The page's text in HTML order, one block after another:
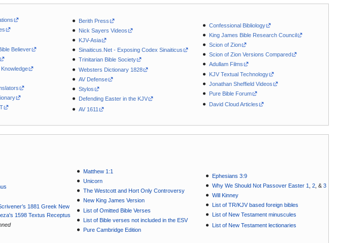
Believer
Berith Press
Nick Sayers Videos
KJV-Asia
Sinaiticus.Net - Exposing Codex Sinaiticus
Trinitarian Bible Society
Websters Dictionary 1828
AV Defense
Stylos
Defending Easter in the KJV
AV 1611
Confessional Bibliology
King James Bible Research Council
Scion of Zion
Scion of Zion Versions Compared
Adullam Films
KJV Textual Technology
Jonathan Sheffield Videos
Pure Bible Forum
David Cloud Articles
1881 Greek New
1598 Textus Receptus
Matthew 1:1
Unicorn
The Westcott and Hort Only Controversy
New King James Version
List of Omitted Bible Verses
List of Bible verses not included in the ESV
Pure Cambridge Edition
Ephesians 3:9
Why We Should Not Passover Easter 1
,2 , &3
Will Kinney
List of TR/KJV based foreign bibles
List of New Testament minuscules
List of New Testament lectionaries